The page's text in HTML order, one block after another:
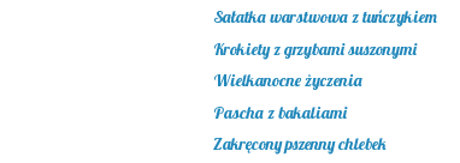
Sałatka warstwowa z tuńczykiem
Krokiety z grzybami suszonymi
Wielkanocne życzenia
Pascha z bakaliami
Zakręcony pszenny chlebek